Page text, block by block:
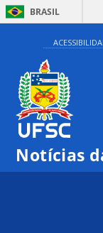
BRASIL
Notícias